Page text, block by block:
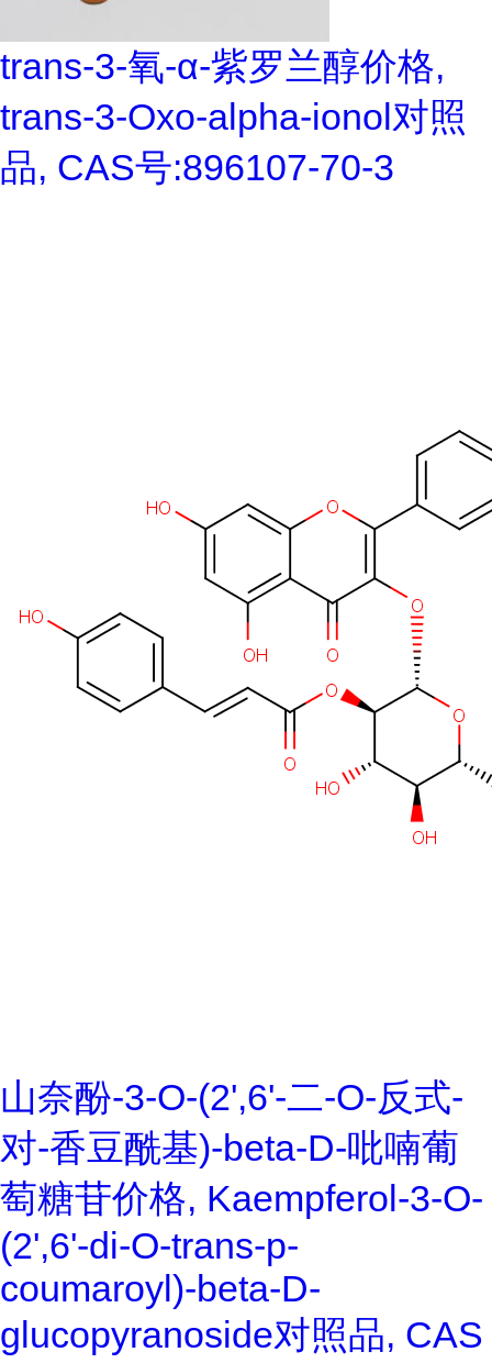
trans-3-氧-α-紫罗兰醇价格,
trans-3-Oxo-alpha-ionol对照
品, CAS号:896107-70-3
山奈酚-3-O-(2',6'-二-O-反式-
对-香豆酰基)-beta-D-吡喃葡
萄糖苷价格, Kaempferol-3-O-
(2',6'-di-O-trans-p-
coumaroyl)-beta-D-
glucopyranoside对照品, CAS